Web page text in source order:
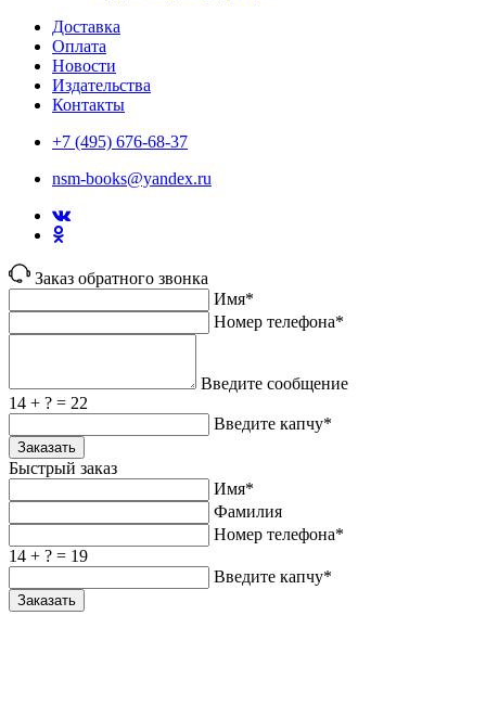
Доставка
Оплата
Новости
Издательства
Контакты
+7 (495) 676-68-37
nsm-books@yandex.ru
Заказ обратного звонка
Имя*
Номер телефона*
Введите сообщение
14 + ? = 22
Введите капчу*
Заказать
Быстрый заказ
Имя*
Фамилия
Номер телефона*
14 + ? = 19
Введите капчу*